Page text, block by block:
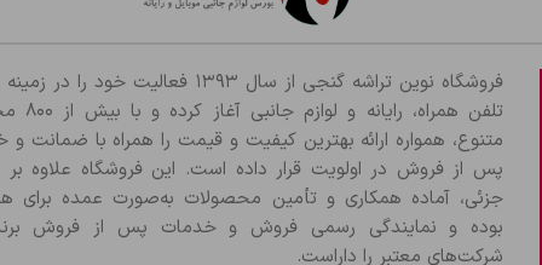
از قرار دادن گوشی در معرض دمای
هر چند وقت یکبار باتری را به
افزایش عمر باتری
روشنایی صفحه نمایش:کاهش روشنایی صفحه نمایش
بستن برنامه‌های غیر ضروری:برنامه‌هایی که در
فعال کردن حالت صرفه‌جویی در مصرف انرژی:این
فروشگاه نوین تراشه گنجی از سال ۱۳۹۳ فعالیت خود
تلفن همراه،
متنوع، همواره ارائه بهترین کیفیت و قیمت را همراه با ضمانت
پس از فروش در اولویت قرار داده است. این فروشگاه علاوه
جزئی، آماده همکاری و تأمین محصولات به‌صورت عمده برای
بوده و نمایندگی رسمی فروش و خدمات پس از فروش
شرکت‌های معتبر را داراست.